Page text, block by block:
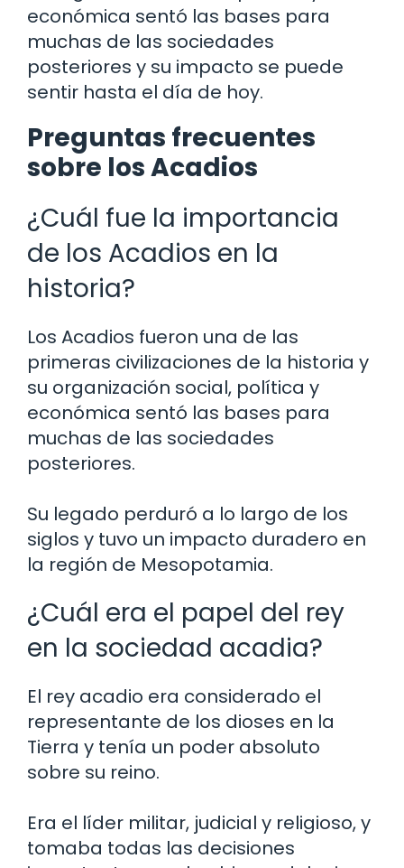
económica sentó las bases para
muchas de las sociedades
posteriores y su impacto se puede
sentir hasta el día de hoy.
Preguntas frecuentes
sobre los Acadios
¿Cuál fue la importancia
de los Acadios en la
historia?
Los Acadios fueron una de las
primeras civilizaciones de la historia y
su organización social, política y
económica sentó las bases para
muchas de las sociedades
posteriores.
Su legado perduró a lo largo de los
siglos y tuvo un impacto duradero en
la región de Mesopotamia.
¿Cuál era el papel del rey
en la sociedad acadia?
El rey acadio era considerado el
representante de los dioses en la
Tierra y tenía un poder absoluto
sobre su reino.
Era el líder militar, judicial y religioso, y
tomaba todas las decisiones